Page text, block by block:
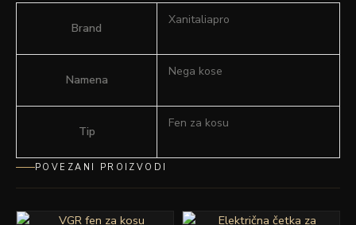
Brand
Xanitaliapro
Namena
Nega kose
Tip
Fen za kosu
POVEZANI PROIZVODI